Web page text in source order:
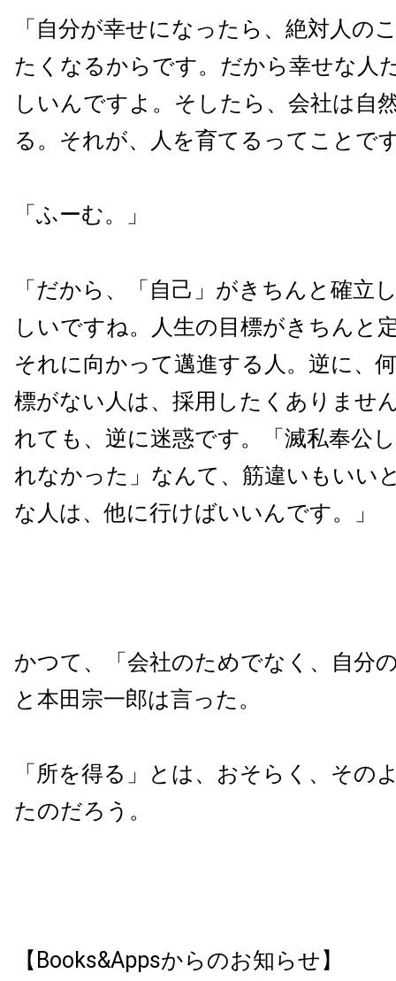
「自分が幸せになったら、絶対人の
たくなるからです。だから幸せな人
しいんですよ。そしたら、会社は自
る。それが、人を育てるってことで
「ふーむ。」
「だから、「自己」がきちんと確立
しいですね。人生の目標がきちんと
それに向かって邁進する人。逆に、
標がない人は、採用したくありませ
れても、逆に迷惑です。「滅私奉公
れなかった」なんて、筋違いもいい
な人は、他に行けばいいんです。」
かつて、「会社のためでなく、自分
と本田宗一郎は言った。
「所を得る」とは、おそらく、その
たのだろう。
【Books&Appsからのお知らせ】